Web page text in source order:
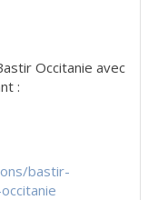
Occitanie avec
:
bastir-